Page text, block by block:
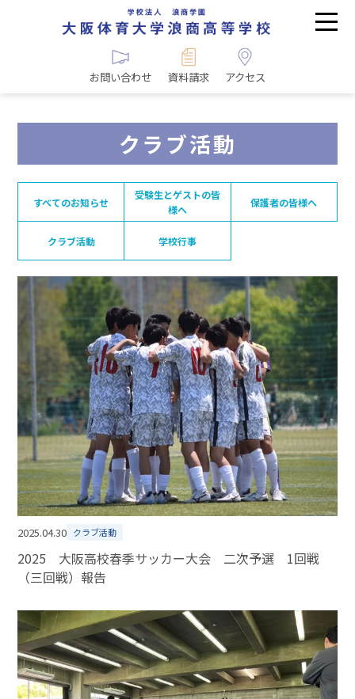
お問い合わせ 資料請求 アクセス
クラブ活動
すべてのお知らせ
受験生とゲストの皆
様へ
保護者の皆様へ
クラブ活動 学校行事
2025.04.30 クラブ活動
2025 大阪高校春季サッカー大会 二次予選 1回戦
（三回戦）報告